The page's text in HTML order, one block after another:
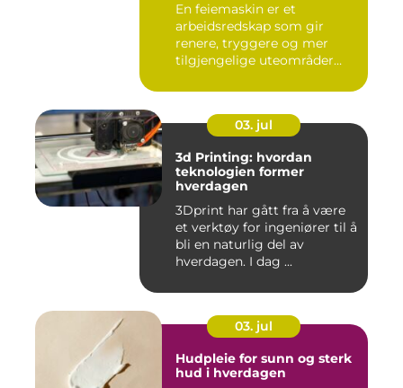
En feiemaskin er et
arbeidsredskap som gir
renere, tryggere og mer
tilgjengelige uteområder
03. jul
3d Printing: hvordan
teknologien former
hverdagen
3Dprint har gått fra å være
et verktøy for ingeniører til å
bli en naturlig del av
hverdagen. I dag ...
03. jul
Hudpleie for sunn og sterk
hud i hverdagen